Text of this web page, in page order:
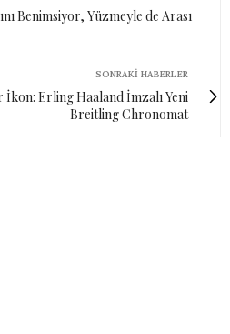
Benimsiyor, Yüzmeyle de Arası
SONRAKI HABERLER
İkon: Erling Haaland İmzalı Yeni
Breitling Chronomat